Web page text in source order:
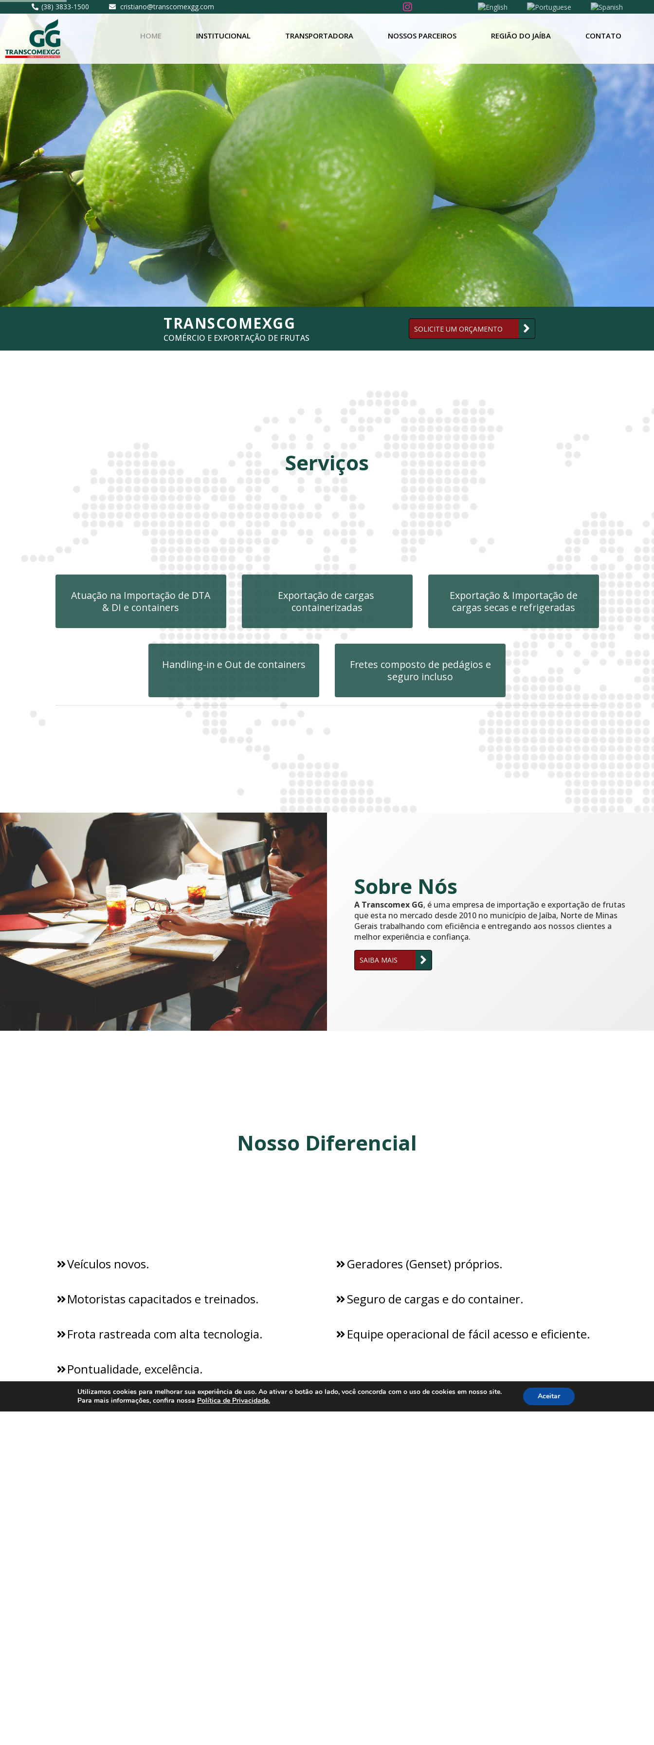
(38) 3833-1500 cristiano@transcomexgg.com
HOME INSTITUCIONAL TRANSPORTADORA NOSSOS PARCEIROS REGIÃO DO JAÍBA CONTATO
TRANSCOMEXGG
COMÉRCIO E EXPORTAÇÃO DE FRUTAS
SOLICITE UM ORÇAMENTO
Serviços
Atuação na Importação de DTA
& DI e containers
Exportação de cargas
containerizadas
Exportação & Importação de
cargas secas e refrigeradas
Handling-in e Out de containers
Fretes composto de pedágios e
seguro incluso
Sobre Nós
A Transcomex GG, é uma empresa de importação e exportação de frutas
que esta no mercado desde 2010 no município de Jaíba, Norte de Minas
Gerais trabalhando com eficiência e entregando aos nossos clientes a
melhor experiência e confiança.
SAIBA MAIS
Nosso Diferencial
Veículos novos. Geradores (Genset) próprios.
Motoristas capacitados e treinados. Seguro de cargas e do container.
Frota rastreada com alta tecnologia. Equipe operacional de fácil acesso e eficiente.
Pontualidade, excelência.
Utilizamos cookies para melhorar sua experiência de uso. Ao ativar o botão ao lado, você concorda com o uso de cookies em nosso site.
Para mais informações, confira nossa Política de Privacidade. Aceitar